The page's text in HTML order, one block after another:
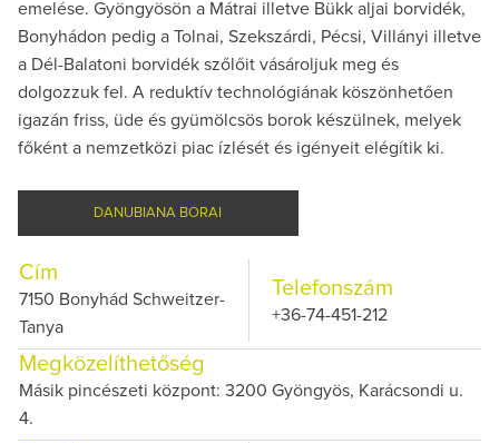
emelése. Gyöngyösön a Mátrai illetve Bükk aljai borvidék,
Bonyhádon pedig a Tolnai, Szekszárdi, Pécsi, Villányi illetve
a Dél-Balatoni borvidék szőlőit vásároljuk meg és
dolgozzuk fel. A reduktív technológiának köszönhetően
igazán friss, üde és gyümölcsös borok készülnek, melyek
főként a nemzetközi piac ízlését és igényeit elégítik ki.
DANUBIANA BORAI
Cím
7150 Bonyhád Schweitzer-
Tanya
Telefonszám
+36-74-451-212
Megközelíthetőség
Másik pincészeti központ: 3200 Gyöngyös, Karácsondi u.
4.